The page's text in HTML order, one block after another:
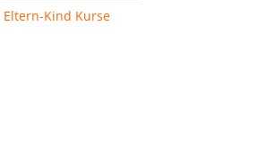
Eltern-Kind Kurse